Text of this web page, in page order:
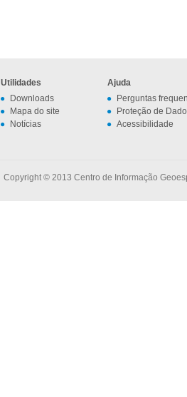
Utilidades
Downloads
Mapa do site
Notícias
Ajuda
Perguntas
Proteção de
Acessibilidade
Copyright © 2013 Centro de Informação